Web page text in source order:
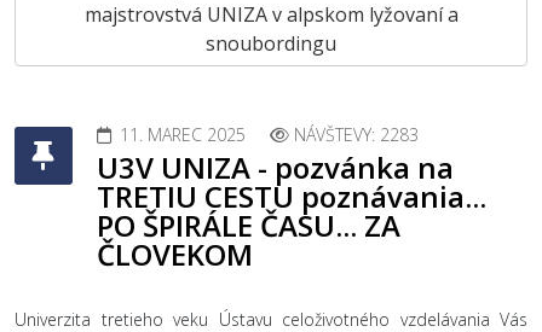
majstrovstvá UNIZA v alpskom lyžovaní a
snoubordingu
11. MAREC 2025 NÁVŠTEVY: 2283
U3V UNIZA - pozvánka na
TRETIU CESTU poznávania...
PO ŠPIRÁLE ČASU... ZA
ČLOVEKOM
Univerzita tretieho veku Ústavu celoživotného vzdelávania Vás